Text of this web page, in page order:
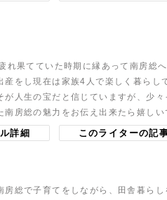
れ果てていた時期に縁あって南房総
産をし現在は家族4人で楽しく暮らし
が人生の宝だと信じていますが、少
南房総の魅力をお伝え出来たら嬉しい
詳細 このライターの記
房総で子育てをしながら、田舎暮ら